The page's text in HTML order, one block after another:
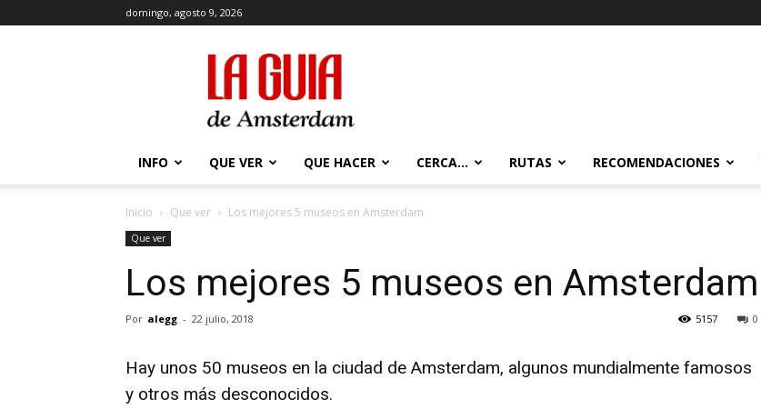
domingo, agosto 9, 2026
La
Guía
de
Amsterdam
INFO QUE VER QUE HACER CERCA… RUTAS RECOMENDACIONES
Inicio Que ver Los mejores 5 museos en Amsterdam
Que ver
Los mejores 5 museos en Amsterdam
Por alegg - 22 julio, 2018 0
5157
Hay unos 50 museos en la ciudad de Amsterdam, algunos mundialmente famosos
y otros más desconocidos.